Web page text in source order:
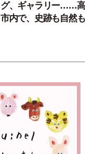
グ、ギャラリー……
市内で、史跡も自然